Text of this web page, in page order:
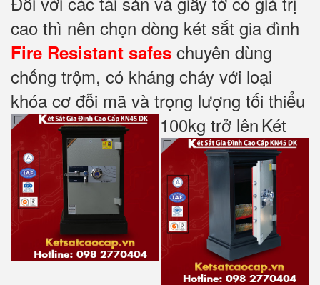
cao thì nên chọn dòng két sắt gia đình
Fire Resistant safes chuyên dùng
chống trộm, có kháng cháy với loại
khóa cơ đỗi mã và trọng lượng tối thiểu
100kg trở lên Két